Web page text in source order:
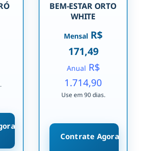
BEM-ESTAR ORTO
WHITE
Mensal R$
171,49
Anual R$
1.714,90
Use em 90 dias.
Contrate Agora